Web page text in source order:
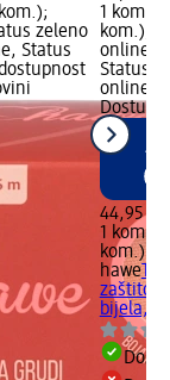
zeleno
Status
1 kom.
kom.);
online
Status
online,
44,95
1 kom.
kom.)
hawe
zaštitom
bijela, 1